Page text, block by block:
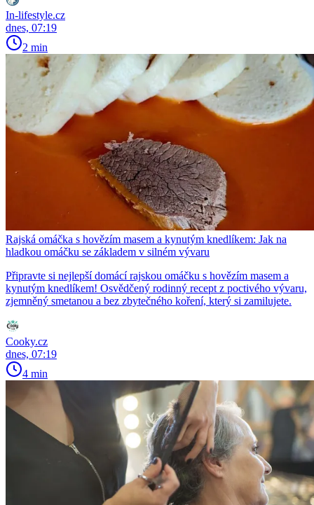
In-lifestyle.cz
dnes, 07:19
2 min
Rajská omáčka s hovězím masem a kynutým knedlíkem: Jak na
hladkou omáčku se základem v silném vývaru
Připravte si nejlepší domácí rajskou omáčku s hovězím masem a
kynutým knedlíkem! Osvědčený rodinný recept z poctivého vývaru,
zjemněný smetanou a bez zbytečného koření, který si zamilujete.
Cooky.cz
dnes, 07:19
4 min